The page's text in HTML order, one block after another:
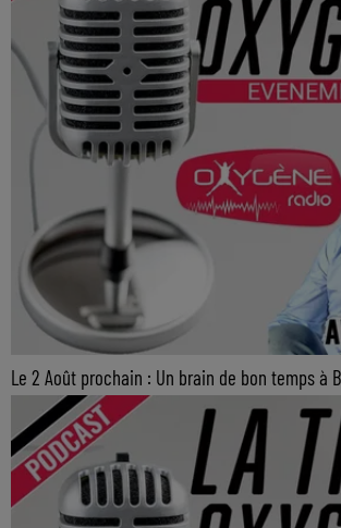
Le 2 Août prochain : Un brain de bon temps à